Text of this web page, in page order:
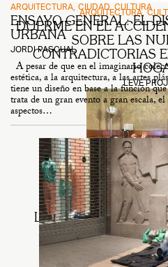
ARQUITECTURA
DUERME EN EL
SOBRE LAS
CONTRADICTORIAS
LEVE
ARQUITECTURA
LEVE Y TOP-MANTA
ARQUITECTURA DE
PROPUESTA
LEVE
ARQUITECTURA CIUDAD CULTURA
ENSAYO GENERAL: EL
URBANA
JORDI PASCUAL
A pesar de que en el imaginario
estética, a la arquitectura, a las artes
tiene un diseño en base a la función
trata de un gran evento a gran escala,
aspectos…